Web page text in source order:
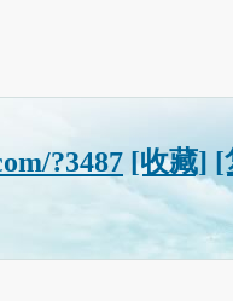
?3487 [收藏] [